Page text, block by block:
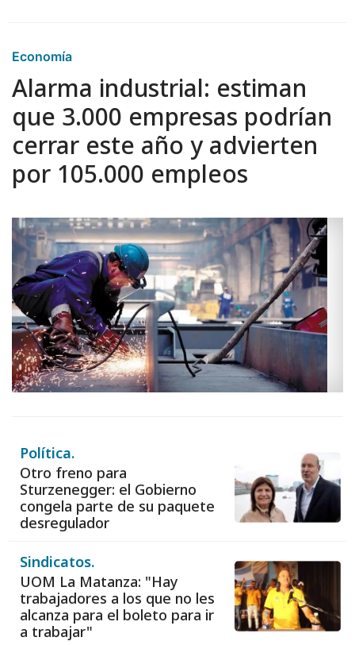
Economía
Alarma industrial: estiman
que 3.000 empresas podrían
cerrar este año y advierten
por 105.000 empleos
Política.
Otro freno para
Sturzenegger: el Gobierno
congela parte de su paquete
desregulador
Sindicatos.
UOM La Matanza: "Hay
trabajadores a los que no les
alcanza para el boleto para ir
a trabajar"